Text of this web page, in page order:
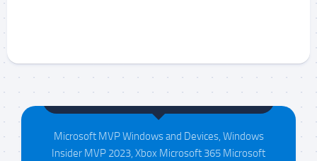
Microsoft MVP Windows and Devices, Windows
Insider MVP 2023, Xbox Microsoft 365 Microsoft